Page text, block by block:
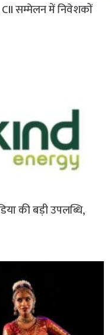
CII सम्मेलन में निवेशकों
की बड़ी उपलब्धि,